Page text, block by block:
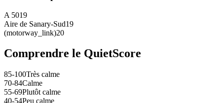
A 5019
Aire de Sanary-Sud19
(motorway_link)20
Comprendre le QuietScore
85-100Très calme
70-84Calme
55-69Plutôt calme
40-54Peu calme